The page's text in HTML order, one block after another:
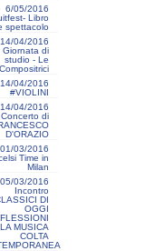
6/05/2016
Libro
spettacolo
14/04/2016
Giornata di
studio - Le
Compositrici
14/04/2016
#VIOLINI
14/04/2016
Concerto di
D'ORAZIO
01/03/2016
Time in
Milan
05/03/2016
Incontro
DI
OGGI
MUSICA
COLTA